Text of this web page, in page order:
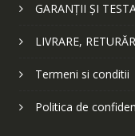
GARANȚII ȘI
LIVRARE,
Termeni si conditii
Politica de